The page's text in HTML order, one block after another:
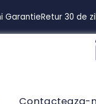
ani GarantieRetur 30